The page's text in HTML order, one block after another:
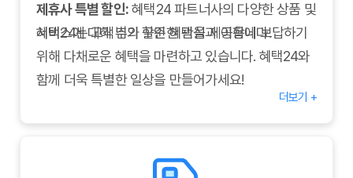
제휴사 특별 할인:혜택24 파트너사의 다양한 상품 및
서비스에 대해 추가 할인 혜택을 제공합니다.
혜택24는 고객님의 꾸준한 관심과 이용에 보답하기
위해 다채로운 혜택을 마련하고 있습니다. 혜택24와
함께 더욱 특별한 일상을 만들어가세요!
더보기 +